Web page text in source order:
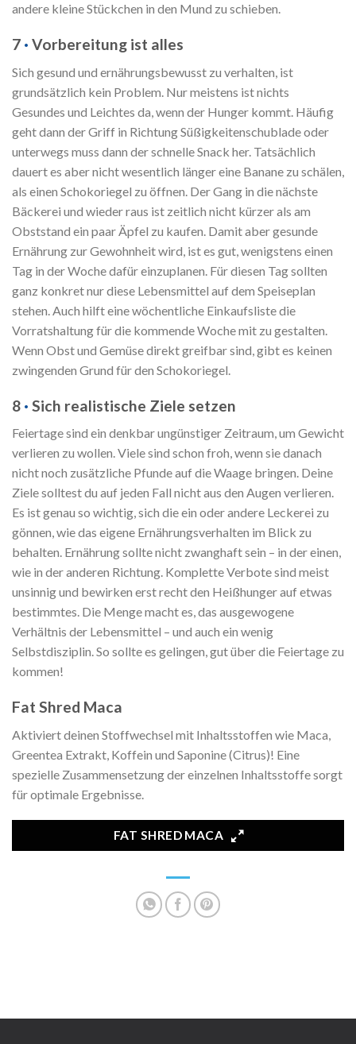
andere kleine Stückchen in den Mund zu schieben.
7 · Vorbereitung ist alles
Sich gesund und ernährungsbewusst zu verhalten, ist
grundsätzlich kein Problem. Nur meistens ist nichts
Gesundes und Leichtes da, wenn der Hunger kommt. Häufig
geht dann der Griff in Richtung Süßigkeitenschublade oder
unterwegs muss dann der schnelle Snack her. Tatsächlich
dauert es aber nicht wesentlich länger eine Banane zu schälen,
als einen Schokoriegel zu öffnen. Der Gang in die nächste
Bäckerei und wieder raus ist zeitlich nicht kürzer als am
Obststand ein paar Äpfel zu kaufen. Damit aber gesunde
Ernährung zur Gewohnheit wird, ist es gut, wenigstens einen
Tag in der Woche dafür einzuplanen. Für diesen Tag sollten
ganz konkret nur diese Lebensmittel auf dem Speiseplan
stehen. Auch hilft eine wöchentliche Einkaufsliste die
Vorratshaltung für die kommende Woche mit zu gestalten.
Wenn Obst und Gemüse direkt greifbar sind, gibt es keinen
zwingenden Grund für den Schokoriegel.
8 · Sich realistische Ziele setzen
Feiertage sind ein denkbar ungünstiger Zeitraum, um Gewicht
verlieren zu wollen. Viele sind schon froh, wenn sie danach
nicht noch zusätzliche Pfunde auf die Waage bringen. Deine
Ziele solltest du auf jeden Fall nicht aus den Augen verlieren.
Es ist genau so wichtig, sich die ein oder andere Leckerei zu
gönnen, wie das eigene Ernährungsverhalten im Blick zu
behalten. Ernährung sollte nicht zwanghaft sein – in der einen,
wie in der anderen Richtung. Komplette Verbote sind meist
unsinnig und bewirken erst recht den Heißhunger auf etwas
bestimmtes. Die Menge macht es, das ausgewogene
Verhältnis der Lebensmittel – und auch ein wenig
Selbstdisziplin. So sollte es gelingen, gut über die Feiertage zu
kommen!
Fat Shred Maca
Aktiviert deinen Stoffwechsel mit Inhaltsstoffen wie Maca,
Greentea Extrakt, Koffein und Saponine (Citrus)! Eine
spezielle Zusammensetzung der einzelnen Inhaltsstoffe sorgt
für optimale Ergebnisse.
FAT SHRED MACA